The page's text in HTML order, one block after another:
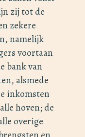
zij tot de
zekere
namelijk
voortaan
bank van
alsmede
inkomsten
hoven; de
overige